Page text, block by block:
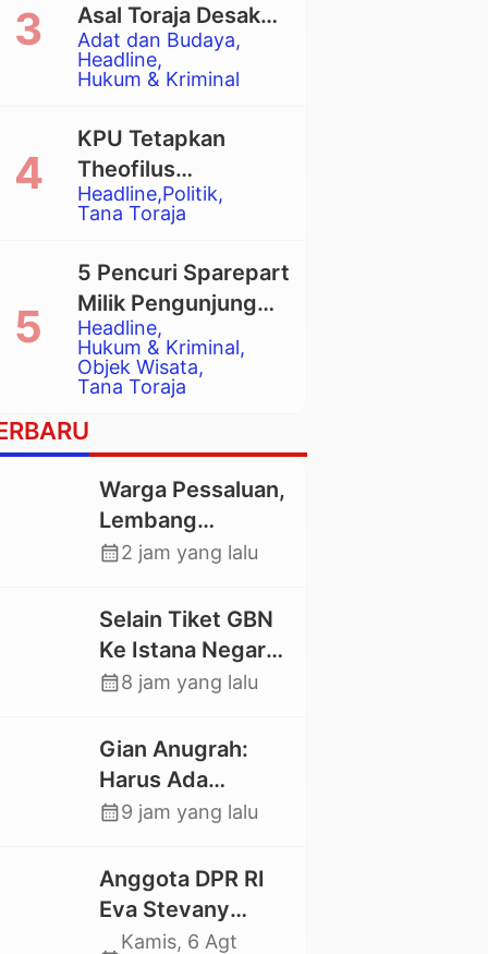
Adat dan Budaya
Headline
Hukum & Kriminal
Asal Toraja Desak
Mahkamah Agung
Larang Penggunaan
Eksekusi Rumah
Adat Tongkonan
Headline Politik
Tana Toraja
KPU Tetapkan
Theofilus
Allorerung dan
Zadrak Tombe
sebagai Bupati dan
Wakil Bupati Tana
Toraja Terpilih
Headline
Hukum & Kriminal
Objek Wisata
Tana Toraja
5 Pencuri Sparepart
Milik Pengunjung
Objek Wisata
Pango-Pango
Ditangkap Polisi
Warga Pessaluan,
Lembang
Gandangbatu
Jalan Kabupaten
calendar_month2 jam yang lalu
Selain Tiket GBN
Ke Istana Negara,
Mahasiswa UKI
juga Lolos ke
Pekan Seni
Mahasiswa
calendar_month8 jam yang lalu
Gian Anugrah:
Harus Ada
Kepastian Hukum
Agar Keluarga
tidak Larut dalam
Trauma dan
calendar_month9 jam yang lalu
Anggota DPR RI
Eva Stevany
Rataba Salurkan
Kamis, 6 Agt